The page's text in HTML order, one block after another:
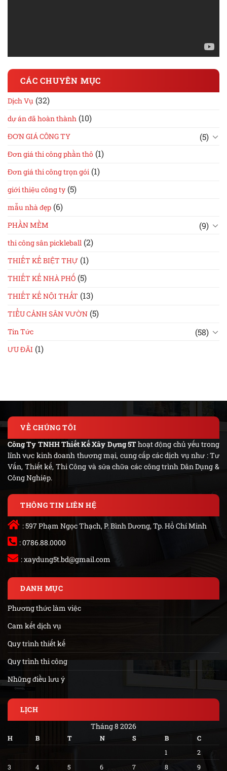
CÁC CHUYÊN MỤC
Dịch Vụ (32)
dự án đã hoàn thành (10)
ĐƠN GIÁ CÔNG TY (5)
Đơn giá thi công phần thô (1)
Đơn giá thi công trọn gói (1)
giới thiệu công ty (5)
mẫu nhà đẹp (6)
PHẦN MỀM (9)
thi công sân pickleball (2)
THIẾT KẾ BIỆT THỰ (1)
THIẾT KẾ NHÀ PHỐ (5)
THIẾT KẾ NỘI THẤT (13)
TIỂU CẢNH SÂN VƯỜN (5)
Tin Tức (58)
ƯU ĐÃI (1)
VỀ CHÚNG TÔI
Công Ty TNHH Thiết Kế Xây Dựng 5Thoạt động chủ yếu trong
lĩnh vực kinh doanh thương mại, cung cấp các dịch vụ như : Tư
Vấn, Thiết kế, Thi Công và sửa chữa các công trình Dân Dụng &
Công Nghiệp.
THÔNG TIN LIÊN HỆ
: 597 Phạm Ngọc Thạch, P. Bình Dương, Tp. Hồ Chí Minh
: 0786.88.0000
:xaydung5t.bd@gmail.com
DANH MỤC
Phương thức làm việc
Cam kết dịch vụ
Quy trình thiết kế
Quy trình thi công
Những điều lưu ý
LỊCH
Tháng 8 2026
H B T N S B
C
1
2
3
4 5 6 7 8 9